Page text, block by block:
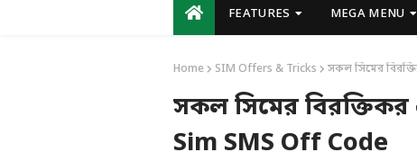
FEATURES MEGA MENU
Home SIM Offers & Tricks সকল সিমের
সকল সিমের
Sim SMS Off Code